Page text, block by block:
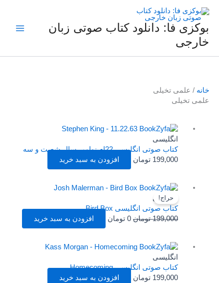
بوکزی فا: دانلود کتاب صوتی زبان
خارجی
خانه / علمی تخیلی
علمی تخیلی
انگلیسی
کتاب صوتی انگلیسی 22ام نوامبر سال شصت و سه
199,000 تومان افزودن به سبد خرید
حراج!
انگلیسی
کتاب صوتی انگلیسی Bird Box
199,000 تومان
قیمت
199,000 تومان
بود.
0 تومان
قیمت
0 تومان
است.افزودن به سبد خرید
انگلیسی
کتاب صوتی انگلیسی Homecoming
199,000 تومان افزودن به سبد خرید